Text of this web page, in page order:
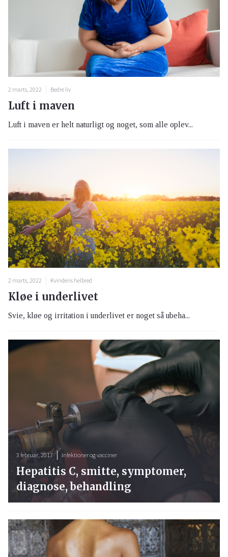
2 marts, 2022 Bedre liv
Luft i maven
Luft i maven er helt naturligt og noget, som alle oplev...
2 marts, 2022 Kvindens helbred
Kløe i underlivet
Svie, kløe og irritation i underlivet er noget så ubeha...
3 februar, 2017 Infektioner og vacciner
Hepatitis C, smitte, symptomer,
diagnose, behandling